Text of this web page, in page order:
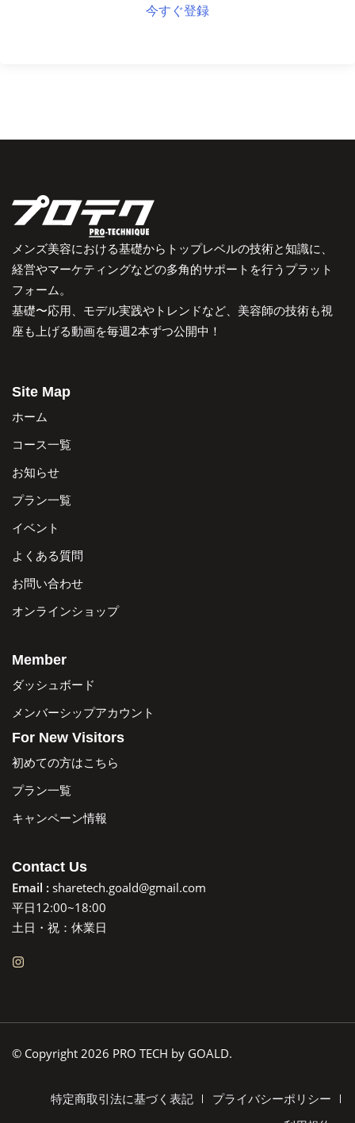
今すぐ登録
メンズ美容における基礎からトップレベルの技術と知識に、
経営やマーケティングなどの多角的サポートを行うプラット
フォーム。
基礎〜応用、モデル実践やトレンドなど、美容師の技術も視
座も上げる動画を毎週2本ずつ公開中！
Site Map
ホーム
コース一覧
お知らせ
プラン一覧
イベント
よくある質問
お問い合わせ
オンラインショップ
Member
ダッシュボード
メンバーシップアカウント
For New Visitors
初めての方はこちら
プラン一覧
キャンペーン情報
Contact Us
Email : sharetech.goald@gmail.com
平日12:00~18:00
土日・祝：休業日
© Copyright 2026 PRO TECH by GOALD.
特定商取引法に基づく表記
プライバシーポリシー